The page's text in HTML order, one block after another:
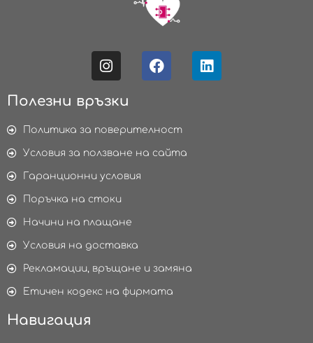
Полезни връзки
Политика за поверителност
Условия за ползване на сайта
Гаранционни условия
Поръчка на стоки
Начини на плащане
Условия на доставка
Рекламации, връщане и замяна
Етичен кодекс на фирмата
Навигация